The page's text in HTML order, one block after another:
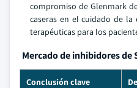
compromiso de Glenmark
caseras en el cuidado de
terapéuticas para los
Mercado de inhibidores de
Conclusión clave